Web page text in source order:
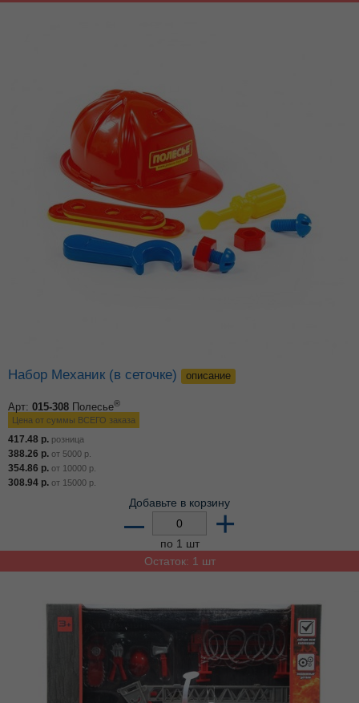
Набор Механик (в сеточке) описание
Арт: 015-308 Полесье®
Цена от суммы ВСЕГО заказа
417.48 р. розница
388.26 р. от 5000 р.
354.86 р. от 10000 р.
308.94 р. от 15000 р.
Добавьте в корзину
– +
по 1 шт
Остаток: 1 шт